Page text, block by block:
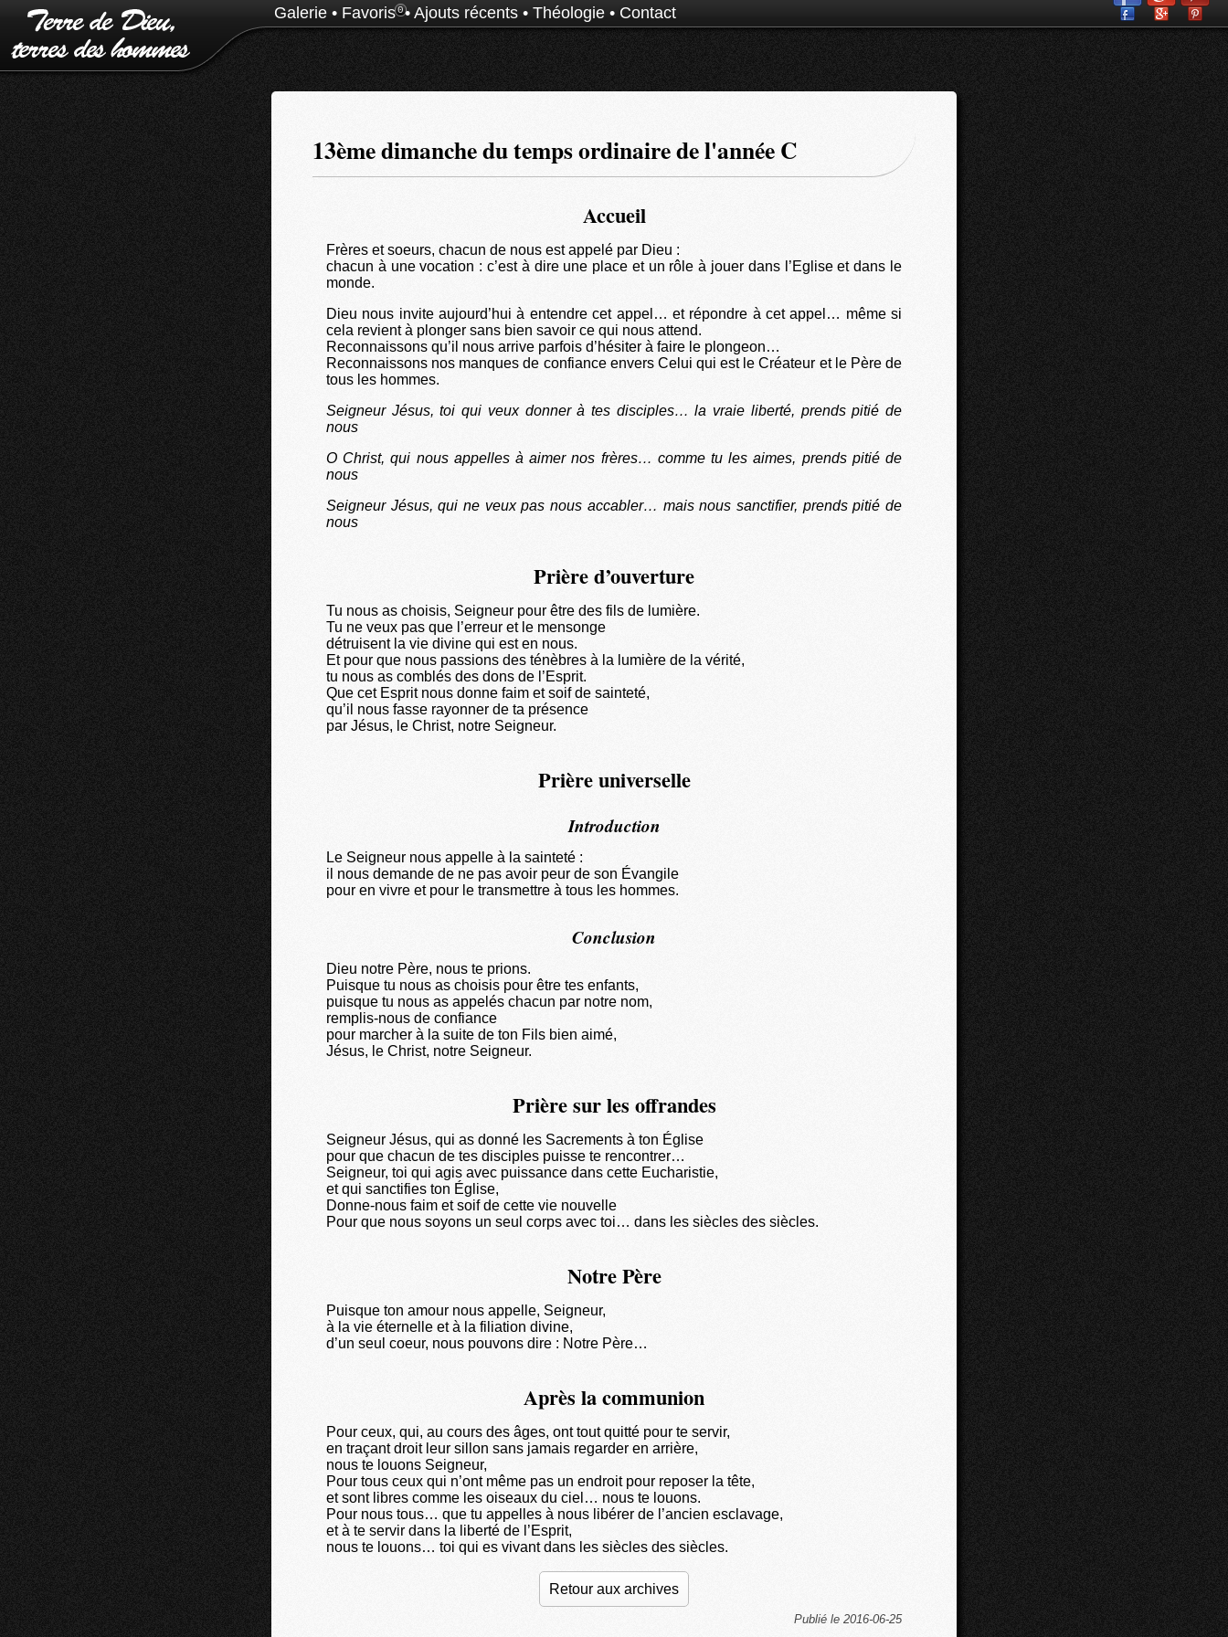
Galerie • Favoris0• Ajouts récents • Théologie • Contact
13ème dimanche du temps ordinaire de l'année C
Accueil
Frères et soeurs, chacun de nous est appelé par Dieu :
chacun à une vocation : c’est à dire une place et un rôle à jouer dans l’Eglise et dans le
monde.
Dieu nous invite aujourd’hui à entendre cet appel… et répondre à cet appel… même si
cela revient à plonger sans bien savoir ce qui nous attend.
Reconnaissons qu’il nous arrive parfois d’hésiter à faire le plongeon…
Reconnaissons nos manques de confiance envers Celui qui est le Créateur et le Père de
tous les hommes.
Seigneur Jésus, toi qui veux donner à tes disciples… la vraie liberté, prends pitié de
nous
O Christ, qui nous appelles à aimer nos frères… comme tu les aimes, prends pitié de
nous
Seigneur Jésus, qui ne veux pas nous accabler… mais nous sanctifier, prends pitié de
nous
Prière d’ouverture
Tu nous as choisis, Seigneur pour être des fils de lumière.
Tu ne veux pas que l’erreur et le mensonge
détruisent la vie divine qui est en nous.
Et pour que nous passions des ténèbres à la lumière de la vérité,
tu nous as comblés des dons de l’Esprit.
Que cet Esprit nous donne faim et soif de sainteté,
qu’il nous fasse rayonner de ta présence
par Jésus, le Christ, notre Seigneur.
Prière universelle
Introduction
Le Seigneur nous appelle à la sainteté :
il nous demande de ne pas avoir peur de son Évangile
pour en vivre et pour le transmettre à tous les hommes.
Conclusion
Dieu notre Père, nous te prions.
Puisque tu nous as choisis pour être tes enfants,
puisque tu nous as appelés chacun par notre nom,
remplis-nous de confiance
pour marcher à la suite de ton Fils bien aimé,
Jésus, le Christ, notre Seigneur.
Prière sur les offrandes
Seigneur Jésus, qui as donné les Sacrements à ton Église
pour que chacun de tes disciples puisse te rencontrer…
Seigneur, toi qui agis avec puissance dans cette Eucharistie,
et qui sanctifies ton Église,
Donne-nous faim et soif de cette vie nouvelle
Pour que nous soyons un seul corps avec toi… dans les siècles des siècles.
Notre Père
Puisque ton amour nous appelle, Seigneur,
à la vie éternelle et à la filiation divine,
d’un seul coeur, nous pouvons dire : Notre Père…
Après la communion
Pour ceux, qui, au cours des âges, ont tout quitté pour te servir,
en traçant droit leur sillon sans jamais regarder en arrière,
nous te louons Seigneur,
Pour tous ceux qui n’ont même pas un endroit pour reposer la tête,
et sont libres comme les oiseaux du ciel… nous te louons.
Pour nous tous… que tu appelles à nous libérer de l’ancien esclavage,
et à te servir dans la liberté de l’Esprit,
nous te louons… toi qui es vivant dans les siècles des siècles.
Retour aux archives
Publié le 2016-06-25